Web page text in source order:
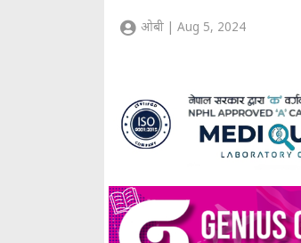
ओबी | Aug 5, 2024